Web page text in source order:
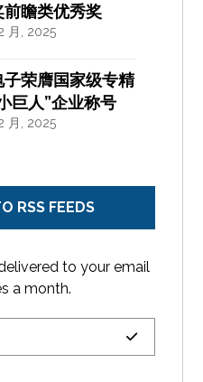
前瞻类优秀奖
月, 2025
子荣膺国家级专精
巨人”企业称号
月, 2025
RSS FEEDS
to your email
a month.